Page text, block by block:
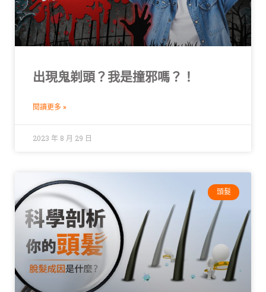
出現鬼剃頭？我是撞邪嗎？！
閱讀更多 »
2023 年 8 月 29 日
頭髮